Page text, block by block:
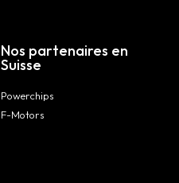
Nos partenaires en
Suisse
Powerchips
F-Motors